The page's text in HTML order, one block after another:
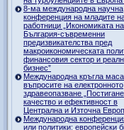
8-ма международна научна
конференция на младите
работници „Икономиката на
България-съвременни
предизвикателства пред
макроикономическата
финансовия сектор и
бизнес”
Международна кръгла
въпросите на електронното
здравеопазване
качество и ефективност в
Централна и Източна
Международна
или политики: европейски